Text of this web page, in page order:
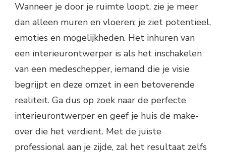
Wanneer je door je ruimte loopt, zie je meer
dan alleen muren en vloeren; je ziet potentieel,
emoties en mogelijkheden. Het inhuren van
een interieurontwerper is als het inschakelen
van een medeschepper, iemand die je visie
begrijpt en deze omzet in een betoverende
realiteit. Ga dus op zoek naar de perfecte
interieurontwerper en geef je huis de make-
over die het verdient. Met de juiste
professional aan je zijde, zal het resultaat zelfs